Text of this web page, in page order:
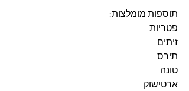
תוספות מומלצות:
פטריות
זיתים
תירס
טונה
ארטישוק